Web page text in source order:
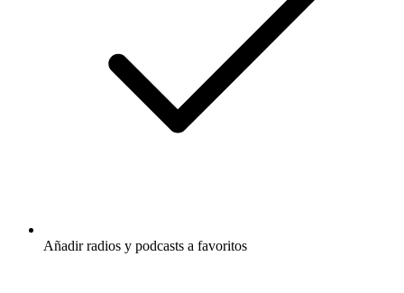
Añadir radios y podcasts a favoritos